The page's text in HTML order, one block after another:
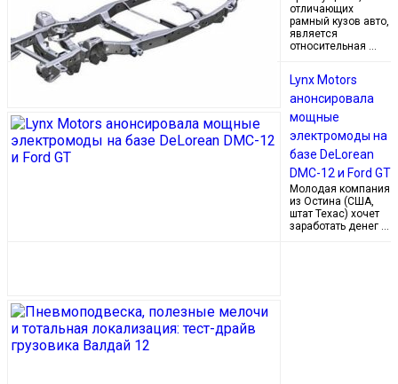
отличающих
рамный кузов авто,
является
относительная …
Lynx Motors
анонсировала
мощные
электромоды на
базе DeLorean
DMC-12 и Ford GT
Молодая компания
из Остина (США,
штат Техас) хочет
заработать денег …